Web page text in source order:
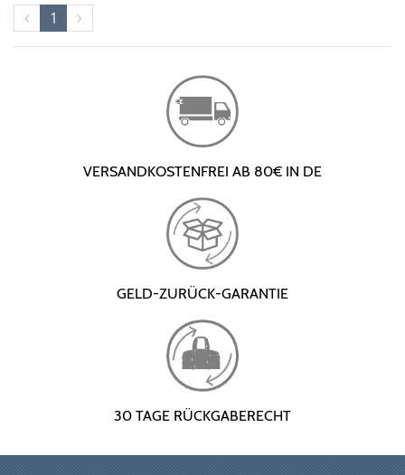
1
VERSANDKOSTENFREI AB 80€ IN DE
GELD-ZURÜCK-GARANTIE
30 TAGE RÜCKGABERECHT